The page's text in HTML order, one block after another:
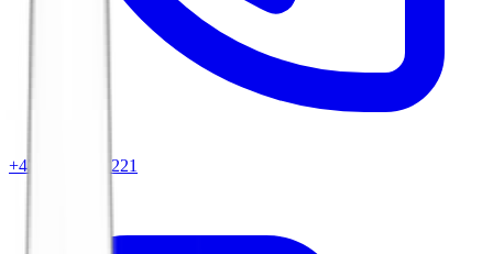
+420 604 263 221